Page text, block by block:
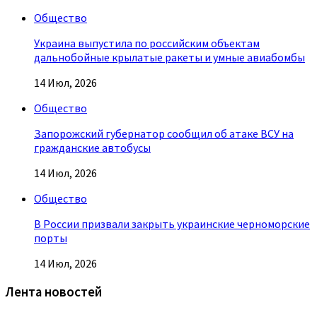
Общество
Украина выпустила по российским объектам
дальнобойные крылатые ракеты и умные авиабомбы
14 Июл, 2026
Общество
Запорожский губернатор сообщил об атаке ВСУ на
гражданские автобусы
14 Июл, 2026
Общество
В России призвали закрыть украинские черноморские
порты
14 Июл, 2026
Лента новостей